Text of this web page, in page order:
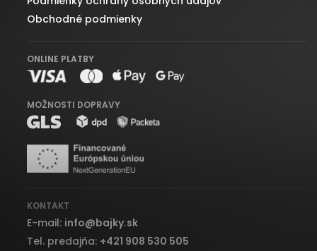
Obchodné podmienky
ONLINE PLATBY
MOŽNOSTI DOPRAVY
KONTAKT
E-mail: info@bajky.sk
Tel. predajňa: +421 908 530 505